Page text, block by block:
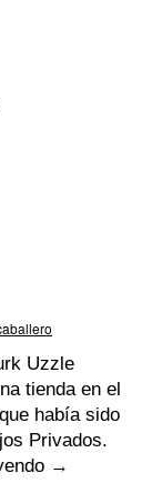
Uzzle
tienda en el
había sido
Privados.
→